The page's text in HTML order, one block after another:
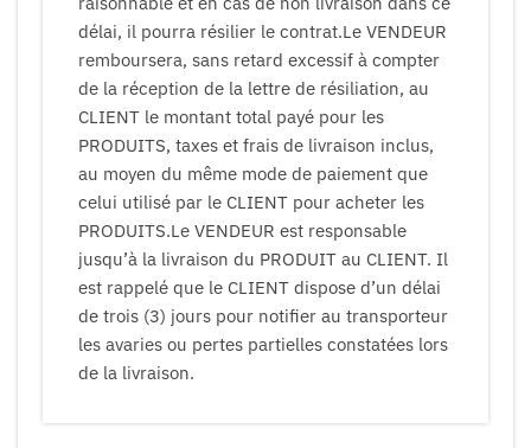
délai, il pourra résilier le contrat.Le VENDEUR
remboursera, sans retard excessif à compter
de la réception de la lettre de résiliation, au
CLIENT le montant total payé pour les
PRODUITS, taxes et frais de livraison inclus,
au moyen du même mode de paiement que
celui utilisé par le CLIENT pour acheter les
PRODUITS.Le VENDEUR est responsable
jusqu’à la livraison du PRODUIT au CLIENT. Il
est rappelé que le CLIENT dispose d’un délai
de trois (3) jours pour notifier au transporteur
les avaries ou pertes partielles constatées lors
de la livraison.